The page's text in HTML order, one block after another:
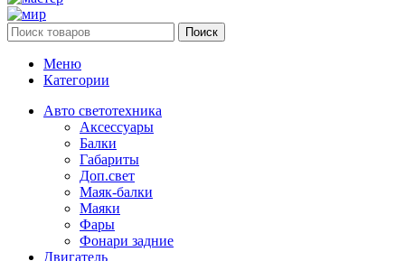
Поиск
Меню
Категории
Авто светотехника
Аксессуары
Балки
Габариты
Доп.свет
Маяк-балки
Маяки
Фары
Фонари задние
Двигатель